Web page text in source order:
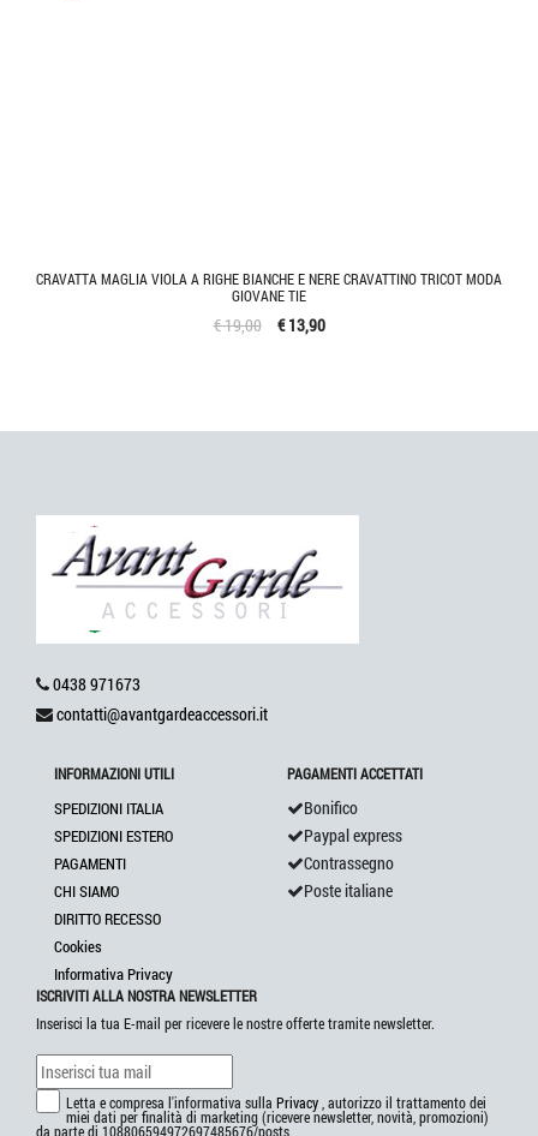
CRAVATTA MAGLIA VIOLA A RIGHE BIANCHE E NERE CRAVATTINO TRICOT MODA
GIOVANE TIE
€ 19,00 € 13,90
0438 971673
contatti@avantgardeaccessori.it
INFORMAZIONI UTILI
SPEDIZIONI ITALIA
SPEDIZIONI ESTERO
PAGAMENTI
CHI SIAMO
DIRITTO RECESSO
Cookies
Informativa Privacy
PAGAMENTI ACCETTATI
Bonifico
Paypal express
Contrassegno
Poste italiane
ISCRIVITI ALLA NOSTRA NEWSLETTER
Inserisci la tua E-mail per ricevere le nostre offerte tramite newsletter.
Letta e compresa l'informativa sulla Privacy, autorizzo il trattamento dei
miei dati per finalità di marketing (ricevere newsletter, novità, promozioni)
da parte di 108806594972697485676/posts